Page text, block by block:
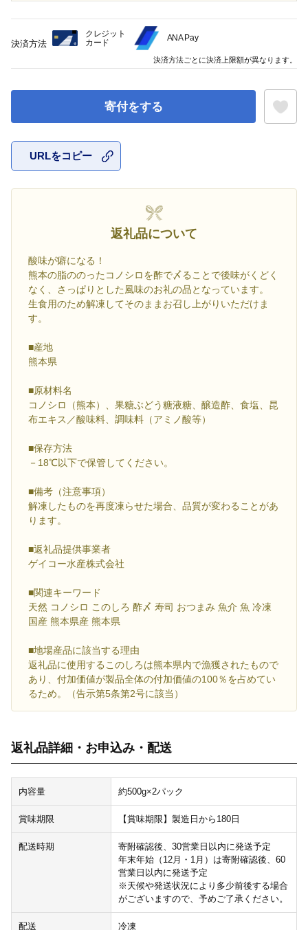
寄付をする
URLをコピー
返礼品について
酸味が癖になる！
熊本の脂ののったコノシロを酢で〆ることで後味がくどく
なく、さっぱりとした風味のお礼の品となっています。
生食用のため解凍してそのままお召し上がりいただけま
す。
■産地
熊本県
■原材料名
コノシロ（熊本）、果糖ぶどう糖液糖、醸造酢、食塩、昆
布エキス／酸味料、調味料（アミノ酸等）
■保存方法
－18℃以下で保管してください。
■備考（注意事項）
解凍したものを再度凍らせた場合、品質が変わることがあ
ります。
■返礼品提供事業者
ゲイコー水産株式会社
■関連キーワード
天然 コノシロ このしろ 酢〆 寿司 おつまみ 魚介 魚 冷凍
国産 熊本県産 熊本県
■地場産品に該当する理由
返礼品に使用するこのしろは熊本県内で漁獲されたもので
あり、付加価値が製品全体の付加価値の100％を占めてい
るため。（告示第5条第2号に該当）
返礼品詳細・お申込み・配送
内容量 約500g×2パック
賞味期限 【賞味期限】製造日から180日
配送時期
寄附確認後、30営業日以内に発送予定
年末年始（12月・1月）は寄附確認後、60
営業日以内に発送予定
※天候や発送状況により多少前後する場合
がございますので、予めご了承ください。
配送 冷凍
決済方法
クレジット
カード
ANA Pay
決済方法ごとに決済上限額が異なります。